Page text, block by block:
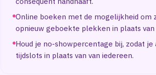
Online boeken met de mogelijkheid
opnieuw geboekte plekken in plaats
Houd je no-showpercentage bij, zodat
tijdslots in plaats van van iedereen.